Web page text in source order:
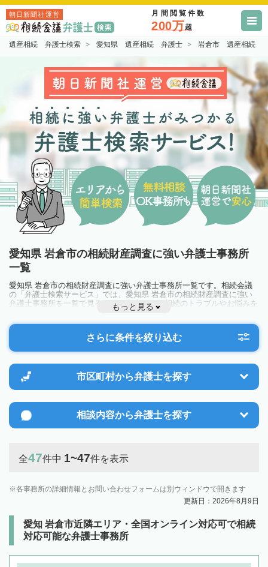
朝日新聞社運営 月間閲覧件数
200万超
遺産相続 弁護士検索 愛知県 遺産相続 弁護士 岩倉市 遺産相続
愛知県 岩倉市の相続財産調査に強い弁護士事務所
一覧
愛知県 岩倉市の相続財産調査に強い弁護士事務所一覧です。相続会議
の「弁護士検索サービス」では、愛知県 岩倉市の相続財産調査に強い
弁護士事務所を一覧で見ることが出来ます。相続のトラブルやお悩みを
抱えている方は一度近隣の弁護士に相談してみましょう。
もっと見る
さらに条件を絞り込む
市区町村から弁護士を探す
相談内容から弁護士を探す
全47件中 1~47件を表示
各事務所の詳細情報とお問い合わせフォームは別ウィンドウで開きます
更新日：2026年8月9日
愛知 岩倉市近隣エリア・全国オンライン対応可で相続
対応可能な弁護士事務所